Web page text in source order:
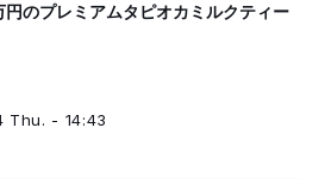
円のプレミアムタピオカミルクティー
Thu. - 14:43